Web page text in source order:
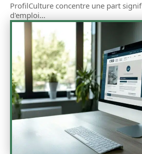
ProfilCulture concentre une part
d'emploi…